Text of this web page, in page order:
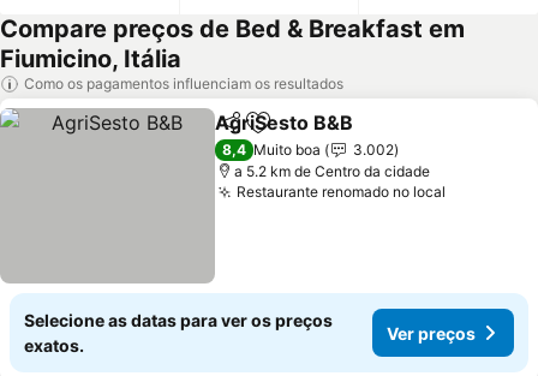
Compare preços de Bed & Breakfast em
Fiumicino, Itália
Como os pagamentos influenciam os resultados
PartilharAdicionar aos favoritos
AgriSesto B&B
8,4 Muito boa
3.002
a 5.2 km de Centro da cidade
Restaurante renomado no local
Selecione as datas para ver os preços
exatos.
Ver preços